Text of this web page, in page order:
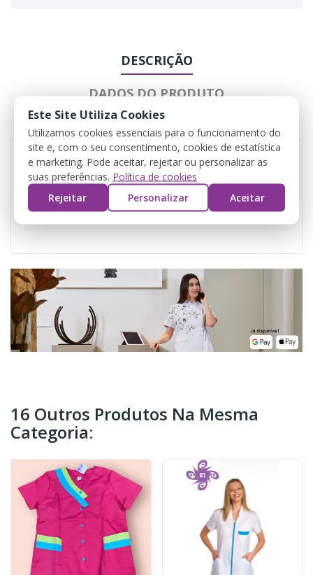
DESCRIÇÃO
DADOS DO PRODUTO
COMENTÁRIOS
16 Outros Produtos Na Mesma
Categoria:
Este Site Utiliza Cookies
Utilizamos cookies essenciais para o funcionamento do
site e, com o seu consentimento, cookies de estatística
e marketing. Pode aceitar, rejeitar ou personalizar as
suas preferências. Política de cookies
Rejeitar
Personalizar Aceitar